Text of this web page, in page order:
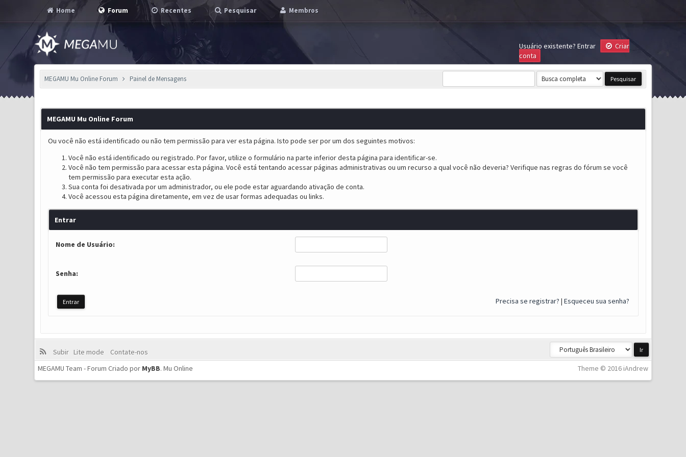
Home Forum Recentes Pesquisar Membros
Usuário existente? Entrar
Criar
conta
MEGAMU Mu Online Forum Painel de Mensagens
MEGAMU Mu Online Forum
Ou você não está identificado ou não tem permissão para ver esta página. Isto pode ser por um dos seguintes motivos:
Você não está identificado ou registrado. Por favor, utilize o formulário na parte inferior desta página para identificar-se.
Você não tem permissão para acessar esta página. Você está tentando acessar páginas administrativas ou um recurso a qual você não deveria? Verifique nas regras do fórum se você
tem permissão para executar esta ação.
Sua conta foi desativada por um administrador, ou ele pode estar aguardando ativação de conta.
Você acessou esta página diretamente, em vez de usar formas adequadas ou links.
Entrar
Nome de Usuário:
Senha:
Precisa se registrar? | Esqueceu sua senha?
Subir Lite mode
Contate-nos
Theme © 2016 iAndrew
MEGAMU Team - Forum Criado por MyBB.Mu Online